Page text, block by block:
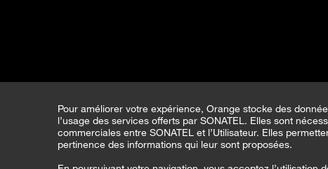
Pour améliorer votre expérience, Orange stocke des
l’usage des services offerts par SONATEL. Elles sont
commerciales entre SONATEL et l’Utilisateur. Elles
pertinence des informations qui leur sont proposées.